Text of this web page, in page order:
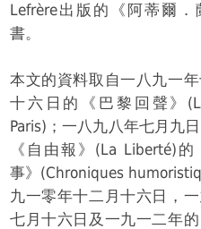
Lefrère出版的《阿蒂爾．
書。
本文的資料取自一八九一
十六日的《巴黎回聲》
Paris)；一八九八年七月九
《自由報》(La Liberté)
事》(Chroniques
九一零年十二月十六日，
七月十六日及一九一二年